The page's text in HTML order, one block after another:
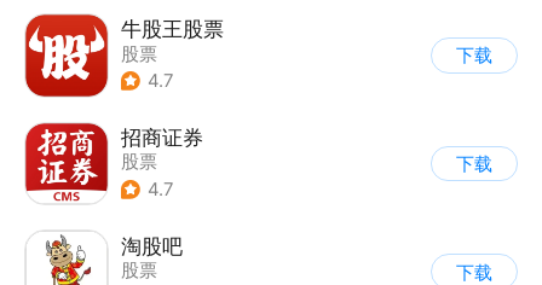
牛股王股票
股票
4.7
下载
招商证券
股票
4.7
下载
淘股吧
股票
下载